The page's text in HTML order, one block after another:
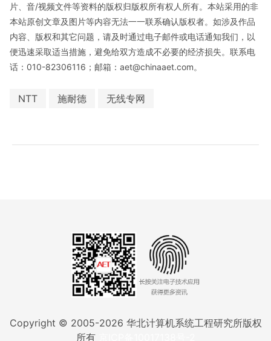
片、音/视频文件等资料的版权归版权所有权人所有。本站采用的非
本站原创文章及图片等内容无法一一联系确认版权者。如涉及作品
内容、版权和其它问题，请及时通过电子邮件或电话通知我们，以
便迅速采取适当措施，避免给双方造成不必要的经济损失。联系电
话：010-82306116；邮箱：aet@chinaaet.com。
NTT 施耐德 无线专网
Copyright © 2005-2026 华北计算机系统工程研究所版权
所有